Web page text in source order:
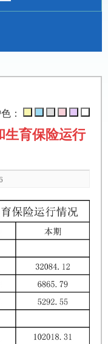
：
生育保险运行